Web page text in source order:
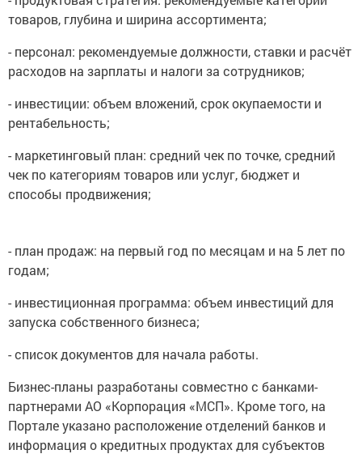
товаров, глубина и ширина ассортимента;
- персонал: рекомендуемые должности, ставки и расчёт
расходов на зарплаты и налоги за сотрудников;
- инвестиции: объем вложений, срок окупаемости и
рентабельность;
- маркетинговый план: средний чек по точке, средний
чек по категориям товаров или услуг, бюджет и
способы продвижения;
- план продаж: на первый год по месяцам и на 5 лет по
годам;
- инвестиционная программа: объем инвестиций для
запуска собственного бизнеса;
- список документов для начала работы.
Бизнес-планы разработаны совместно с банками-
партнерами АО «Корпорация «МСП». Кроме того, на
Портале указано расположение отделений банков и
информация о кредитных продуктах для субъектов